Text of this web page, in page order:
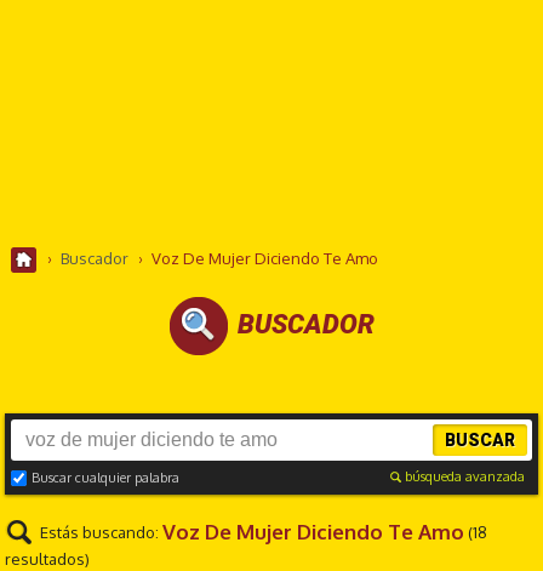
› Buscador › Voz De Mujer Diciendo Te Amo
BUSCADOR
BUSCAR
Buscar cualquier palabra búsqueda avanzada
Estás buscando:Voz De Mujer Diciendo Te Amo (18
resultados)